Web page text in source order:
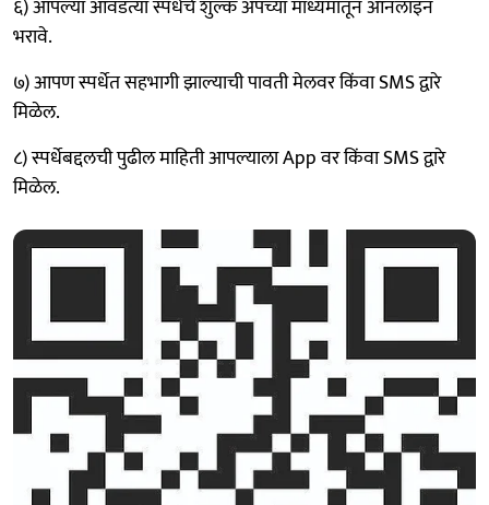
६) आपल्या आवडत्या स्पर्धेचे शुल्क ॲपच्या माध्यमातून ऑनलाइन
भरावे.
७) आपण स्पर्धेत सहभागी झाल्याची पावती मेलवर किंवा SMS द्वारे
मिळेल.
८) स्पर्धेबद्दलची पुढील माहिती आपल्याला App वर किंवा SMS द्वारे
मिळेल.